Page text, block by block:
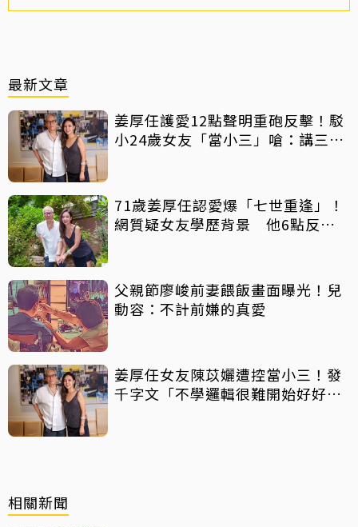
最新文章
姜厚任護愛12點聲明重砲反擊！駁
小24歲女友「當小三」嗆：講三
71歲姜厚任認愛爆「七世重逢」！
網質疑女友學歷背景 他6點反
父親節廖峻前妻餵飯畫面曝光！兒
動容：不計前嫌的真愛
姜厚任女友陳苡孋遭控當小三！發
千字文「不學邏輯很難開始好好
相關新聞